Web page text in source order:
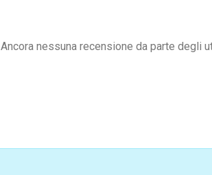
Ancora nessuna recensione da parte degli